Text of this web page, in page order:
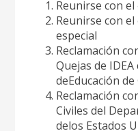
Reunirse con el
Reunirse con
especial
Reclamación
Quejas de
deEducación
Reclamación
Civiles del
delos Estados